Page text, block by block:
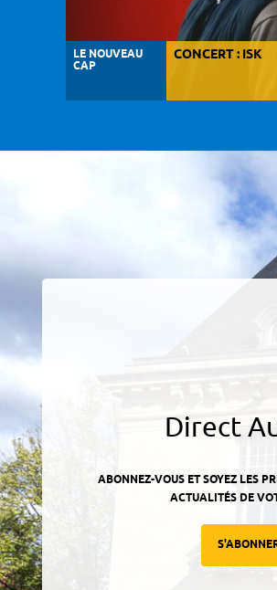
LE NOUVEAU
CAP
CONCERT : ISK
Direct
ABONNEZ-VOUS ET SOYEZ LES
ACTUALITÉS DE